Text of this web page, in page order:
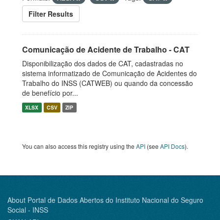
Filter Results
Comunicação de Acidente de Trabalho - CAT
Disponibilização dos dados de CAT, cadastradas no
sistema informatizado de Comunicação de Acidentes do
Trabalho do INSS (CATWEB) ou quando da concessão
de benefício por...
XLSX CSV ZIP
You can also access this registry using the API (see API Docs).
About Portal de Dados Abertos do Instituto Nacional do Seguro
Social - INSS